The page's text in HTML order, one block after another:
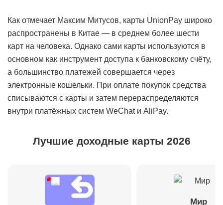
Как отмечает Максим Митусов, карты UnionPay широко
распространены в Китае — в среднем более шести
карт на человека. Однако сами карты используются в
основном как инструмент доступа к банковскому счёту,
а большинство платежей совершается через
электронные кошельки. При оплате покупок средства
списываются с карты и затем перераспределяются
внутри платёжных систем WeChat и AliPay.
Лучшие доходные карты 2026
Мир